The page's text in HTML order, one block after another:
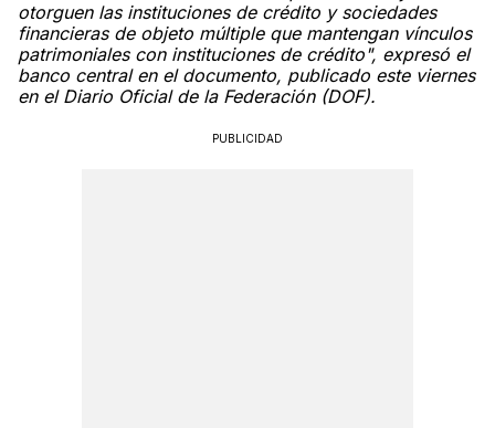
otorguen las instituciones de crédito y sociedades
financieras de objeto múltiple que mantengan vínculos
patrimoniales con instituciones de crédito", expresó el
banco central en el documento, publicado este viernes
en el Diario Oficial de la Federación (DOF).
PUBLICIDAD